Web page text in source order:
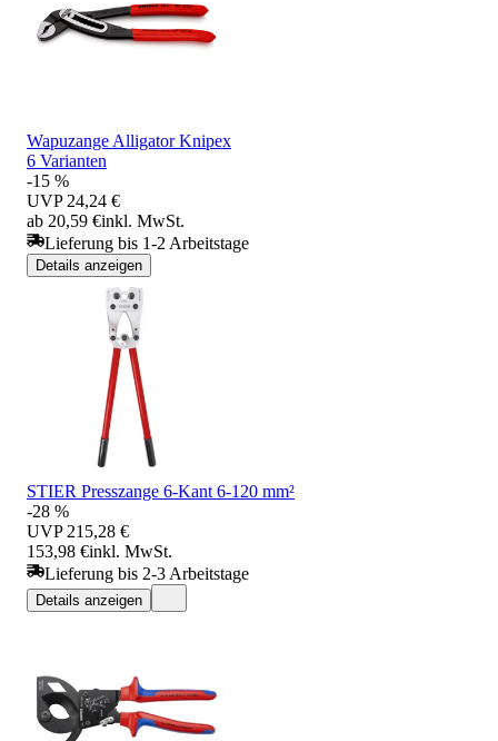
Wapuzange Alligator Knipex
6 Varianten
-15 %
UVP 24,24 €
ab 20,59 €inkl. MwSt.
Lieferung bis 1-2 Arbeitstage
Details anzeigen
STIER Presszange 6-Kant 6-120 mm²
-28 %
UVP 215,28 €
153,98 €inkl. MwSt.
Lieferung bis 2-3 Arbeitstage
Details anzeigen